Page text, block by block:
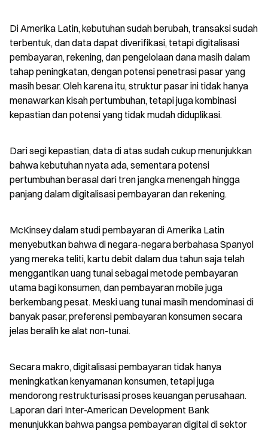
Di Amerika Latin, kebutuhan sudah berubah, transaksi sudah
terbentuk, dan data dapat diverifikasi, tetapi digitalisasi
pembayaran, rekening, dan pengelolaan dana masih dalam
tahap peningkatan, dengan potensi penetrasi pasar yang
masih besar. Oleh karena itu, struktur pasar ini tidak hanya
menawarkan kisah pertumbuhan, tetapi juga kombinasi
kepastian dan potensi yang tidak mudah diduplikasi.
Dari segi kepastian, data di atas sudah cukup menunjukkan
bahwa kebutuhan nyata ada, sementara potensi
pertumbuhan berasal dari tren jangka menengah hingga
panjang dalam digitalisasi pembayaran dan rekening.
McKinsey dalam studi pembayaran di Amerika Latin
menyebutkan bahwa di negara-negara berbahasa Spanyol
yang mereka teliti, kartu debit dalam dua tahun saja telah
menggantikan uang tunai sebagai metode pembayaran
utama bagi konsumen, dan pembayaran mobile juga
berkembang pesat. Meski uang tunai masih mendominasi di
banyak pasar, preferensi pembayaran konsumen secara
jelas beralih ke alat non-tunai.
Secara makro, digitalisasi pembayaran tidak hanya
meningkatkan kenyamanan konsumen, tetapi juga
mendorong restrukturisasi proses keuangan perusahaan.
Laporan dari Inter-American Development Bank
menunjukkan bahwa pangsa pembayaran digital di sektor